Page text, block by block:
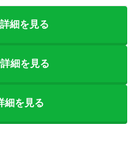
細を見る
細を見る
細を見る